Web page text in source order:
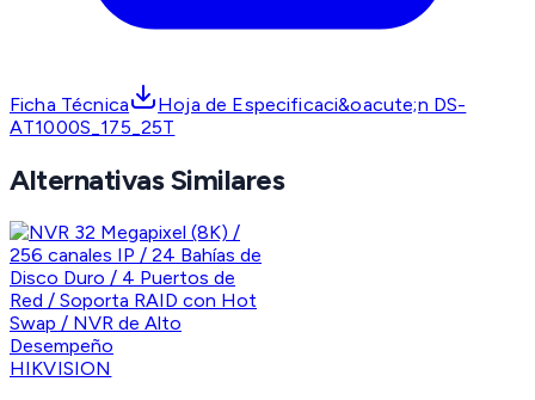
Ficha Técnica
Hoja de Especificaci&oacute;n DS-
AT1000S_175_25T
Alternativas Similares
HIKVISION